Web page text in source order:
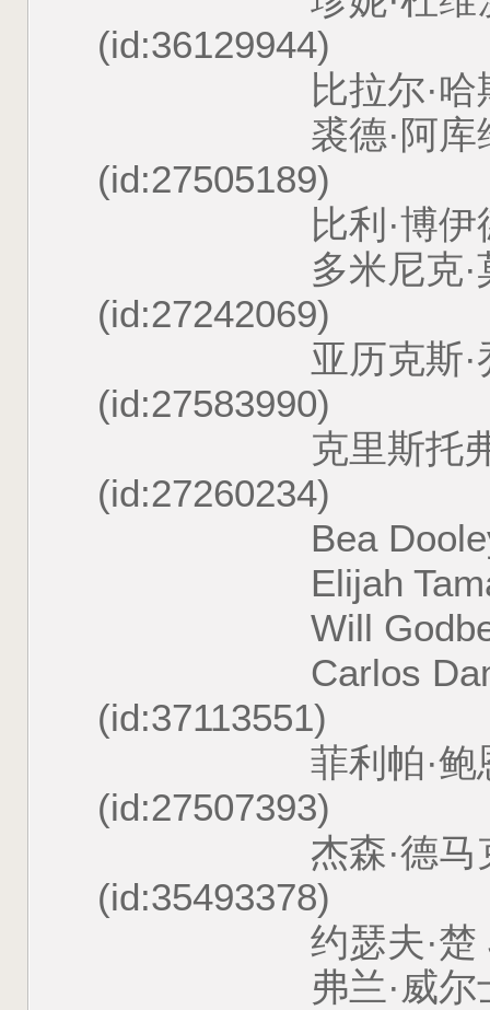
(id:36129944)
比拉尔·哈斯纳
裘德·阿库维迪
(id:27505189)
比利·博伊德
多米尼克·莫纳
(id:27242069)
亚历克斯·乔丹
(id:27583990)
克里斯托弗·李
(id:27260234)
Bea Dooley Bea
Elijah Tamati
Will Godber Will
Carlos
(id:37113551)
菲利帕·鲍恩斯
(id:27507393)
杰森·德马克
(id:35493378)
约瑟夫·楚
弗兰·威尔士